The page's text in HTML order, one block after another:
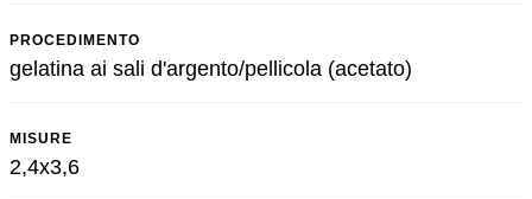
PROCEDIMENTO
gelatina ai sali d'argento/pellicola (acetato)
MISURE
2,4x3,6